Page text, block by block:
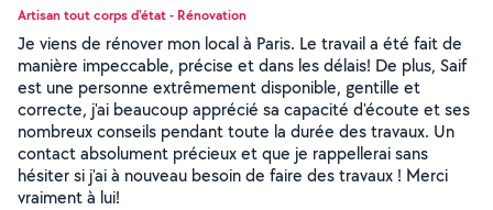
Artisan tout corps d'état - Rénovation
Je viens de rénover mon local à Paris. Le travail a été fait de
manière impeccable, précise et dans les délais! De plus, Saif
est une personne extrêmement disponible, gentille et
correcte, j'ai beaucoup apprécié sa capacité d'écoute et ses
nombreux conseils pendant toute la durée des travaux. Un
contact absolument précieux et que je rappellerai sans
hésiter si j'ai à nouveau besoin de faire des travaux ! Merci
vraiment à lui!